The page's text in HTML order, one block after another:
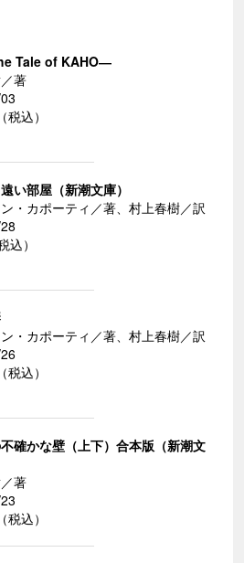
Tale of KAHO―
著
込）
い部屋（新潮文庫）
ン・カポーティ／著、村上春樹／訳
込）
ン・カポーティ／著、村上春樹／訳
込）
確かな壁（上下）合本版（新潮文
著
込）